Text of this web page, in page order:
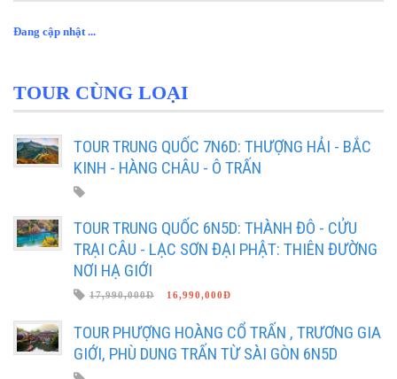
Đang cập nhật ...
TOUR CÙNG LOẠI
TOUR TRUNG QUỐC 7N6D: THƯỢNG HẢI - BẮC
KINH - HÀNG CHÂU - Ô TRẤN
TOUR TRUNG QUỐC 6N5D: THÀNH ĐÔ - CỬU
TRẠI CÂU - LẠC SƠN ĐẠI PHẬT: THIÊN ĐƯỜNG
NƠI HẠ GIỚI
17,990,000Đ 16,990,000Đ
TOUR PHƯỢNG HOÀNG CỔ TRẤN , TRƯƠNG GIA
GIỚI, PHÙ DUNG TRẤN TỪ SÀI GÒN 6N5D